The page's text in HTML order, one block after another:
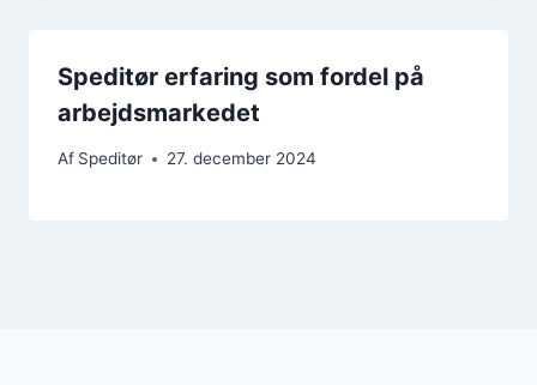
Speditør erfaring som fordel på
arbejdsmarkedet
Af Speditør 27. december 2024